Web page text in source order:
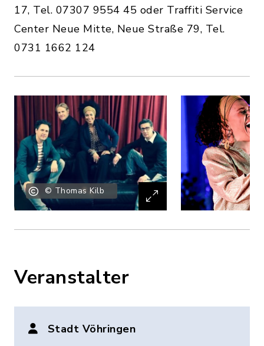
17, Tel. 07307 9554 45 oder Traffiti Service
Center Neue Mitte, Neue Straße 79, Tel.
0731 1662 124
© Thomas Kilb
Veranstalter
Stadt Vöhringen